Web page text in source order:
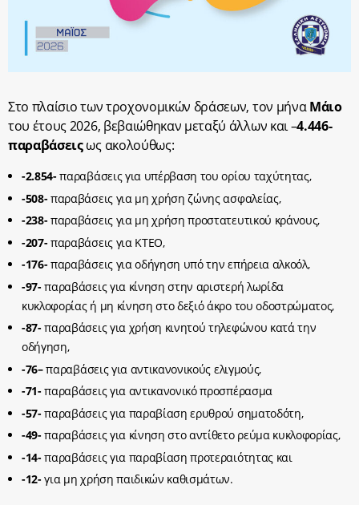
Στο πλαίσιο των τροχονομικών δράσεων, τον μήναΜάιο
του έτους 2026, βεβαιώθηκαν μεταξύ άλλων και –4.446-
παραβάσειςως ακολούθως:
-2.854-παραβάσεις για υπέρβαση του ορίου ταχύτητας,
-508-παραβάσεις για μη χρήση ζώνης ασφαλείας,
-238-παραβάσεις για μη χρήση προστατευτικού κράνους,
-207-παραβάσεις για ΚΤΕΟ,
-176-παραβάσεις για οδήγηση υπό την επήρεια αλκοόλ,
-97-παραβάσεις για κίνηση στην αριστερή λωρίδα
κυκλοφορίας ή μη κίνηση στο δεξιό άκρο του οδοστρώματος,
-87-παραβάσεις για χρήση κινητού τηλεφώνου κατά την
οδήγηση,
-76–παραβάσεις για αντικανονικούς ελιγμούς,
-71-παραβάσεις για αντικανονικό προσπέρασμα
-57-παραβάσεις για παραβίαση ερυθρού σηματοδότη,
-49-παραβάσεις για κίνηση στο αντίθετο ρεύμα κυκλοφορίας,
-14-παραβάσεις για παραβίαση προτεραιότητας και
-12-για μη χρήση παιδικών καθισμάτων.